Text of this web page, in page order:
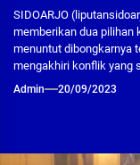
SIDOARJO
memberikan dua pilihan
menuntut dibongkarnya
mengakhiri konflik yang
Admin 20/09/2023